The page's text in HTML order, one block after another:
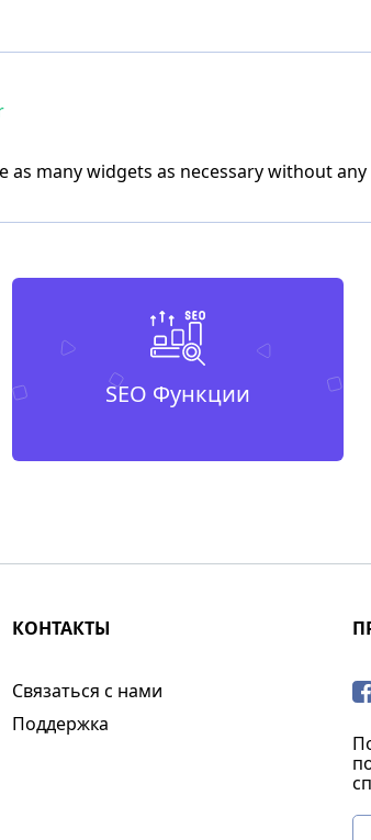
as many widgets as necessary without
SEO Функции
КОНТАКТЫ
Связаться с нами
Поддержка